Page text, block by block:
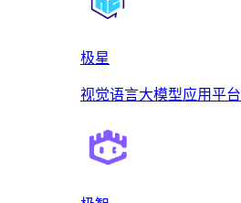
极星
视觉语言大模型应用平台